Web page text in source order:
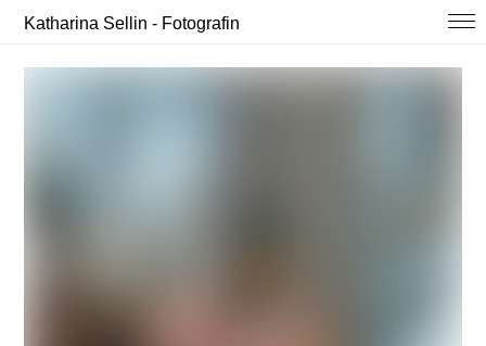
Katharina Sellin - Fotografin